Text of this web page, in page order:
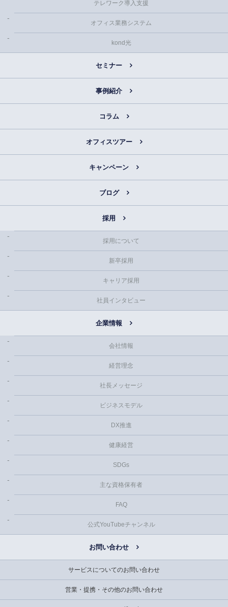
テレワーク導入支援
オフィス業務システム
kond光
セミナー
事例紹介
コラム
オフィスツアー
キャンペーン
ブログ
採用
採用について
新卒採用
キャリア採用
社員インタビュー
企業情報
会社情報
経営理念
社長メッセージ
ビジネスモデル
DX推進
健康経営
SDGs
主な資格保有者
FAQ
公式YouTubeチャンネル
お問い合わせ
サービスについてのお問い合わせ
営業・提携・その他のお問い合わせ